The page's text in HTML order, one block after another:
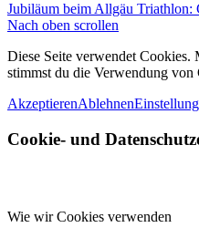
Jubiläum beim Allgäu
Nach oben scrollen
Diese Seite verwendet Cookies.
stimmst du die Verwendung von
AkzeptierenAblehnen
Cookie- und
Wie wir Cookies verwenden